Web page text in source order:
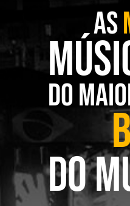
AS
DO
DO